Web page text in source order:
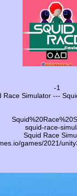
-1
Race Simulator ---
squid-race-
Squid Race
games/2021/